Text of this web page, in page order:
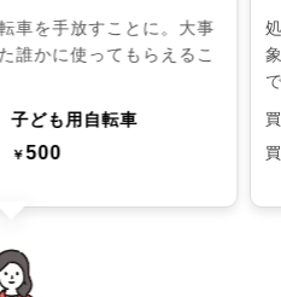
車を手放すことに。大事
誰かに使ってもらえるこ
子ども用自転車
￥500
chevron_right